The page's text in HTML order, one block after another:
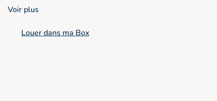
Voir plus
Louer dans ma Box